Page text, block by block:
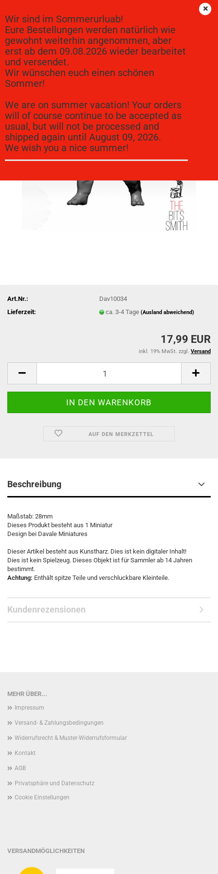
Wir sind im Sommerurluab!
Eure Bestellungen werden natürlich wie
gewohnt weiterhin angenommen, aber
erst ab dem 09.08.2026 wieder bearbeitet
und versendet.
Wir wünschen euch einen schönen
Sommer!
We are on summer vacation! Your orders
will of course continue to be accepted as
usual, but will not be processed and
shipped again until August 09, 2026.
We wish you a nice summer!
« Erster « zurück weiter »
Letzter »
25 Artikel in dieser Kategorie
Troll 2
Art.Nr.:
Dav10034
Lieferzeit:
ca. 3-4 Tage(Ausland abweichend)
17,99 EUR
inkl. 19% MwSt. zzgl. Versand
AUF DEN MERKZETTEL
Beschreibung
Maßstab: 28mm
Dieses Produkt besteht aus 1 Miniatur
Design bei Davale Miniatures
Dieser Artikel besteht aus Kunstharz. Dies ist kein digitaler Inhalt!
Dies ist kein Spielzeug. Dieses Objekt ist für Sammler ab 14 Jahren
bestimmt.
Achtung: Enthält spitze Teile und verschluckbare Kleinteile.
Kundenrezensionen
MEHR ÜBER...
Impressum
Versand- & Zahlungsbedingungen
Widerrufsrecht & Muster-Widerrufsformular
Kontakt
AGB
Privatsphäre und Datenschutz
Cookie Einstellungen
VERSANDMÖGLICHKEITEN